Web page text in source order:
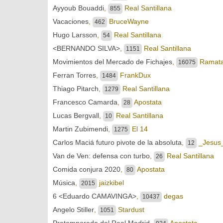
Ayyoub Bouaddi
855
Real Santillana
Vacaciones
462
BruceWayne
Hugo Larsson
54
Real Santillana
<BERNANDO SILVA>
1151
Real Santillana
Movimientos del Mercado de Fichajes
16075
Ferran Torres
1484
FrankDux
Thiago Pitarch
1279
Real Santillana
Francesco Camarda
28
Apostata
Lucas Bergvall
10
Real Santillana
Martin Zubimendi
1275
El 14
Carlos Maciá futuro pivote de la absoluta
12
_Jesus_
Van de Ven: defensa con turbo
26
Real Santillana
Comida conjura 2020
80 Apostata
Música
2015
jaizkibel
6 <Eduardo CAMAVINGA>
10437
degas
Angelo Stiller
1051
Stardust